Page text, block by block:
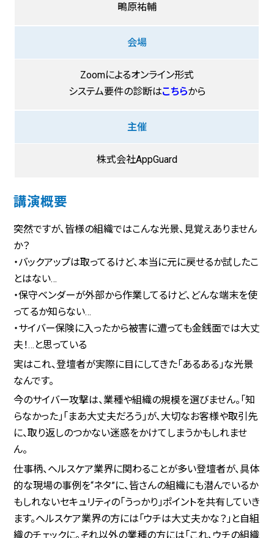
鴫原祐輔
会場
Zoomによるオンライン形式
システム要件の診断はこちらから
主催
株式会社AppGuard
講演概要
突然ですが、皆様の組織ではこんな光景、見覚えありません
か？
・バックアップは取ってるけど、本当に元に戻せるか試したこ
とはない…
・保守ベンダーが外部から作業してるけど、どんな端末を使
ってるか知らない…
・サイバー保険に入ったから被害に遭っても金銭面では大丈
夫！…と思っている
実はこれ、登壇者が実際に目にしてきた「あるある」な光景
なんです。
今のサイバー攻撃は、業種や組織の規模を選びません。「知
らなかった」「まあ大丈夫だろう」が、大切なお客様や取引先
に、取り返しのつかない迷惑をかけてしまうかもしれませ
ん。
仕事柄、ヘルスケア業界に関わることが多い登壇者が、具体
的な現場の事例を“ネタ”に、皆さんの組織にも潜んでいるか
もしれないセキュリティの「うっかり」ポイントを共有していき
ます。ヘルスケア業界の方には「ウチは大丈夫かな？」と自組
織のチェックに。それ以外の業種の方には「これ、ウチの組織